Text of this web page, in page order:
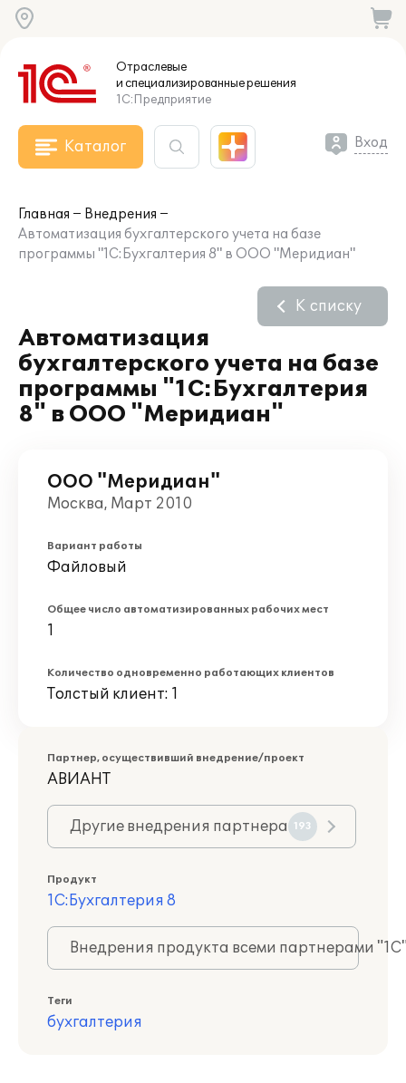
Отраслевые
и специализированныерешения
1С:Предприятие
Каталог Вход
Главная
Внедрения
Автоматизация бухгалтерского учета на базе
программы "1С:Бухгалтерия 8" в ООО "Меридиан"
Автоматизация
бухгалтерского учета на базе
программы "1С:Бухгалтерия
8" в ООО "Меридиан"
К списку
ООО "Меридиан"
Москва, Март 2010
Вариант работы
Файловый
Общее число автоматизированных рабочих мест
1
Количество одновременно работающих клиентов
Толстый клиент: 1
Партнер, осуществивший внедрение/проект
АВИАНТ
Другие внедрения партнера 193
Продукт
1С:Бухгалтерия 8
Внедрения продукта всеми партнерами
Теги
бухгалтерия